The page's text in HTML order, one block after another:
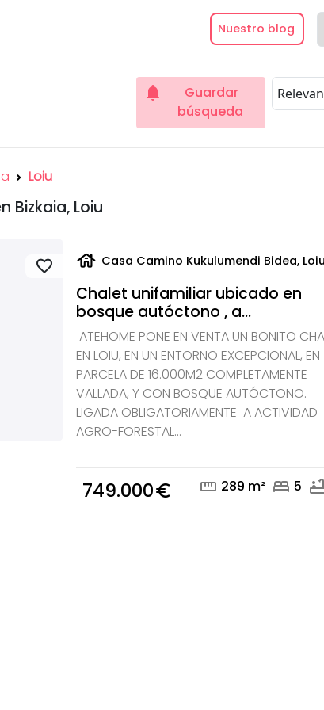
Nuestro blog
notifications
Guardar
búsqueda
Loiu
Bizkaia, Loiu
favorite
mailphone
house Casa Camino Kukulumendi Bidea, Loiu
Chalet unifamiliar ubicado en
bosque autóctono , a...
ATEHOME PONE EN VENTA UN BONITO
EN LOIU, EN UN ENTORNO EXCEPCIONAL, EN
PARCELA DE 16.000M2 COMPLETAMENTE
VALLADA, Y CON BOSQUE AUTÓCTONO.
LIGADA OBLIGATORIAMENTE A ACTIVIDAD
AGRO-FORESTAL...
749.000euro_symbol straighten 289 m² bed 5